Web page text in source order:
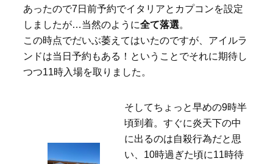
あったので7日前予約でイタリアとカプコンを設定
しましたが…当然のように全て落選。
この時点でだいぶ萎えてはいたのですが、アイルラ
ンドは当日予約もある！ということでそれに期待し
つつ11時入場を取りました。
そしてちょっと早めの9時半
頃到着。すぐに炎天下の中
に出るのは自殺行為だと思
い、10時過ぎた頃に11時待